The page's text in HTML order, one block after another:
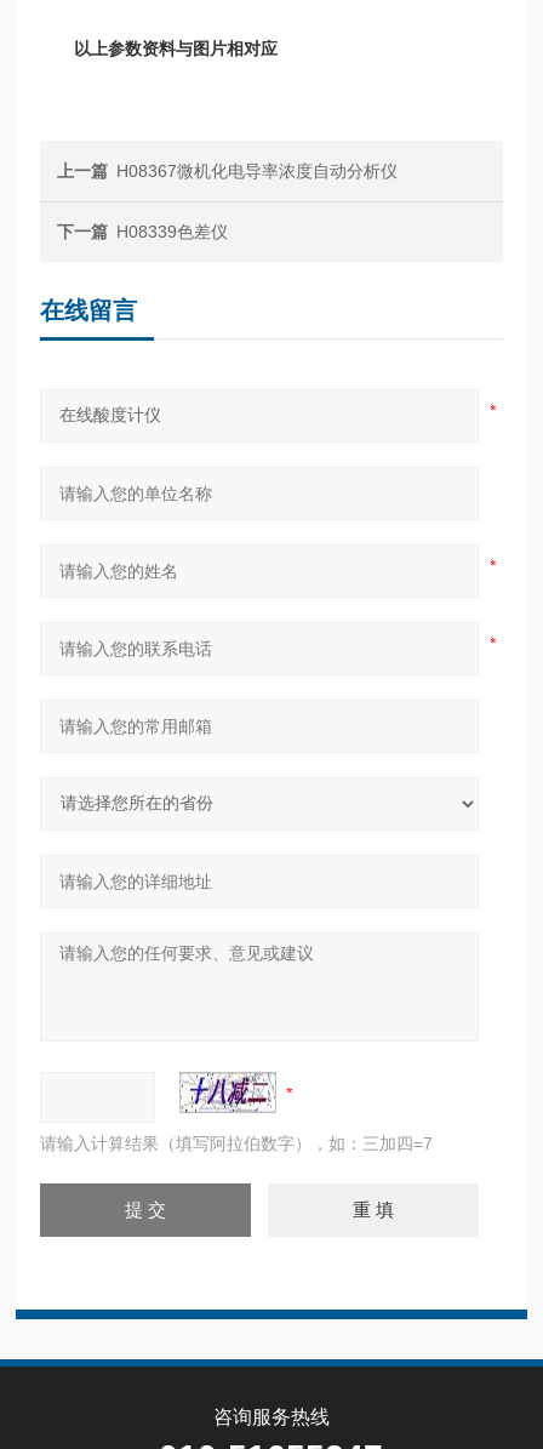
以上参数资料与图片相对应
上一篇 H08367微机化电导率浓度自动分析仪
下一篇 H08339色差仪
在线留言
请输入计算结果（填写阿拉伯数字），如：三加四=7
咨询服务热线